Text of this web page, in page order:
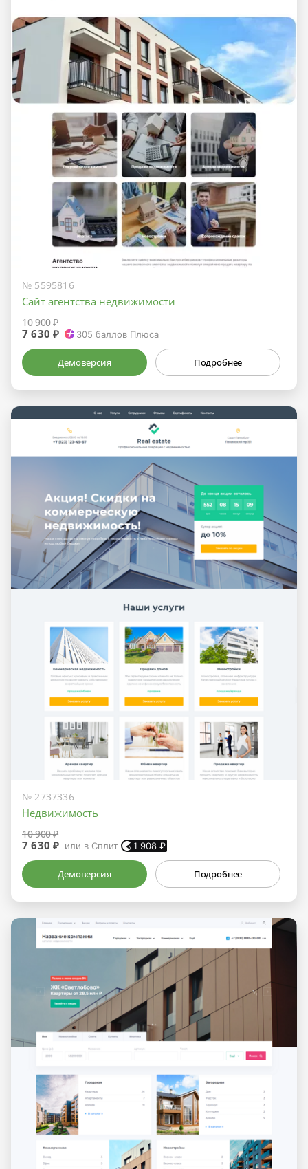
№ 5595816
Сайт агентства недвижимости
10 900 ₽
7 630 ₽ 305 баллов Плюса
Демоверсия Подробнее
№ 2737336
Недвижимость
10 900 ₽
7 630 ₽ или в Сплит 1 908 ₽
Демоверсия Подробнее